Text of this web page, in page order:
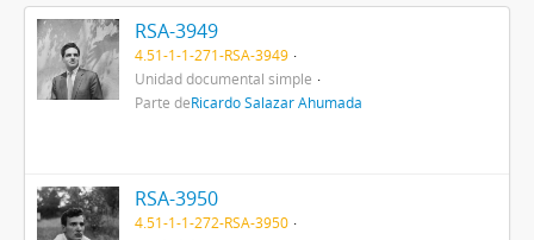
RSA-3949
4.51-1-1-271-RSA-3949
Unidad documental simple
Parte deRicardo Salazar Ahumada
RSA-3950
4.51-1-1-272-RSA-3950